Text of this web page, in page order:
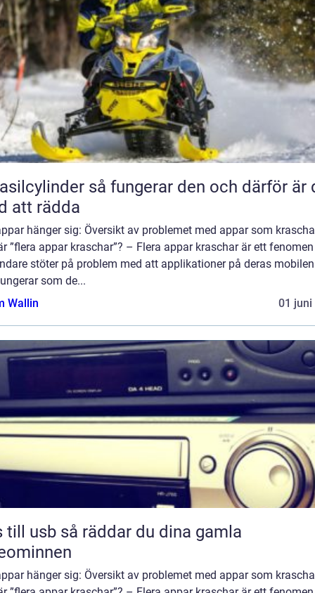
så fungerar den och därför är den
att rädda
hänger sig: Översikt av problemet med appar som
”flera appar kraschar”? – Flera appar kraschar är ett
stöter på problem med att applikationer på deras
som de...
Wallin
01 juni
räddar du dina gamla
hänger sig: Översikt av problemet med appar som